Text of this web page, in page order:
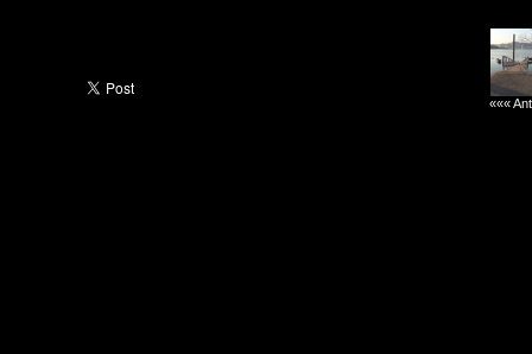
«««